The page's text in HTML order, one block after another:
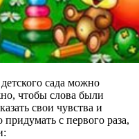
сада можно
чтобы слова были
свои чувства и
с первого раза,